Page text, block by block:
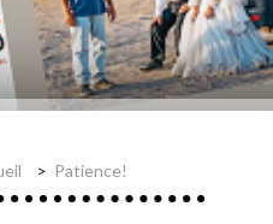
Patience!